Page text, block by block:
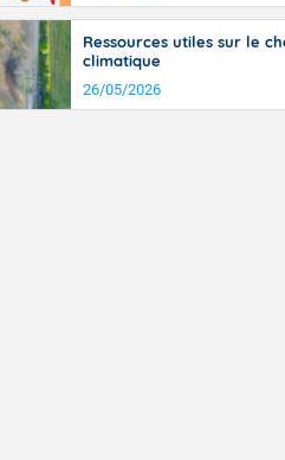
le Jura et
de
et
sur le
en
h. Côté
entre
en Anjou.
pointes
Ressources utiles sur le
climatique
26/05/2026